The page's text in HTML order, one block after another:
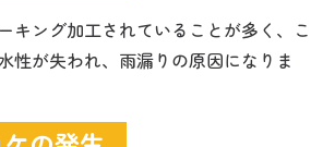
キング加工されていることが多く、こ
性が失われ、雨漏りの原因になりま